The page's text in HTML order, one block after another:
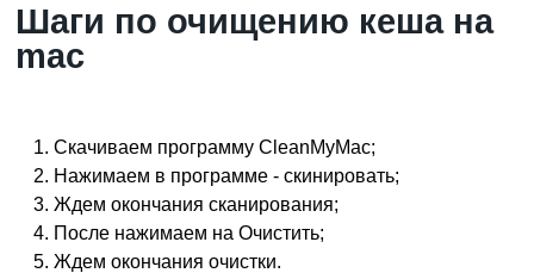
Шаги по очищению кеша на
mac
Скачиваем программу CleanMyMac;
Нажимаем в программе - скинировать;
Ждем окончания сканирования;
После нажимаем на Очистить;
Ждем окончания очистки.